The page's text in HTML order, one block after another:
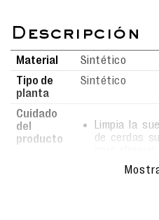
Material
Sintético
Tipo de
planta
Sintético
Cuidado
del
producto
Limpia la
de cerdas
superficie.
Al realizar